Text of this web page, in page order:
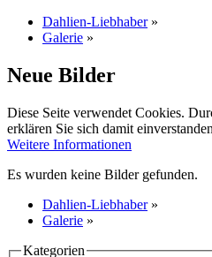
Dahlien-Liebhaber »
Galerie »
Neue Bilder
Diese Seite verwendet Cookies.
erklären Sie sich damit
Weitere Informationen
Es wurden keine Bilder gefunden.
Dahlien-Liebhaber »
Galerie »
Kategorien